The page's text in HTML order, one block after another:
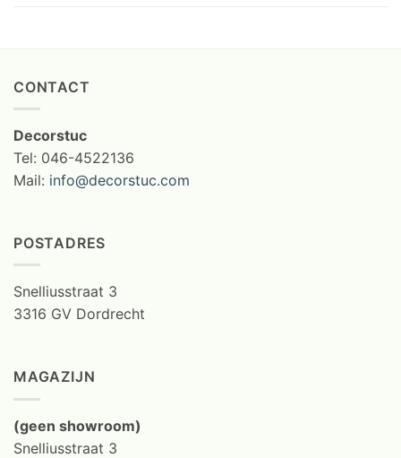
CONTACT
Decorstuc
Tel: 046-4522136
Mail: info@decorstuc.com
POSTADRES
Snelliusstraat 3
3316 GV Dordrecht
MAGAZIJN
(geen showroom)
Snelliusstraat 3